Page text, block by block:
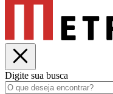
Digite sua busca